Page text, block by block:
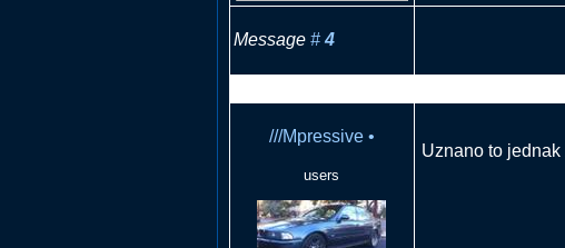
Message #4
///Mpressive •
users
Uznano to jednak